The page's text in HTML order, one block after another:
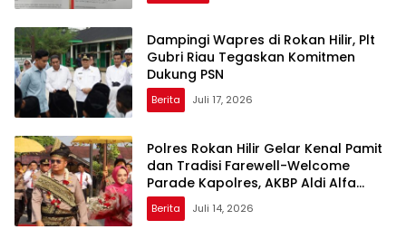
Dampingi Wapres di Rokan Hilir, Plt
Gubri Riau Tegaskan Komitmen
Dukung PSN
Berita Juli 17, 2026
Polres Rokan Hilir Gelar Kenal Pamit
dan Tradisi Farewell-Welcome
Parade Kapolres, AKBP Aldi Alfa
Faroqi Resmi Menjabat
Berita Juli 14, 2026